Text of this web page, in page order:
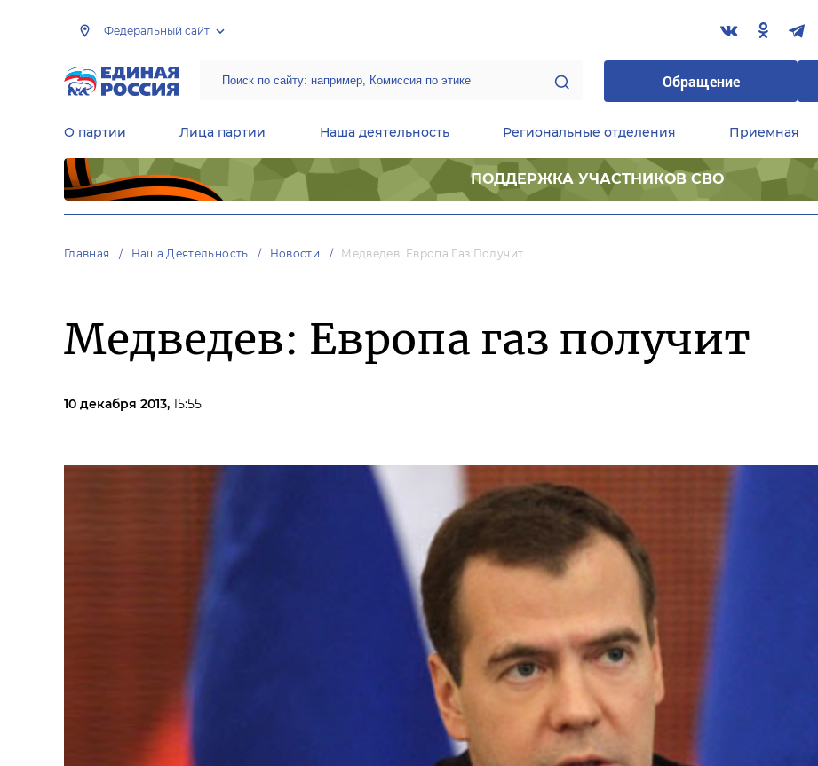
Федеральный сайт
Обращение
О партии Лица партии Наша деятельность Региональные отделения Приемная
ПОДДЕРЖКА УЧАСТНИКОВ СВО
Главная Наша Деятельность Новости Медведев: Европа Газ Получит
Медведев: Европа газ получит
10 декабря 2013, 15:55